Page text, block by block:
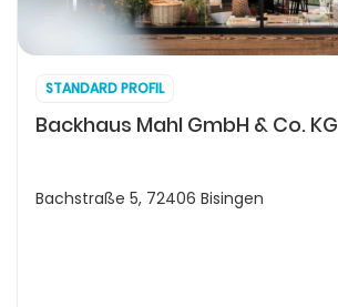
STANDARD PROFIL
Backhaus Mahl GmbH & Co. KG
Bachstraße 5, 72406 Bisingen